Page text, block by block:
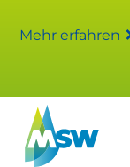
Mehr erfahren